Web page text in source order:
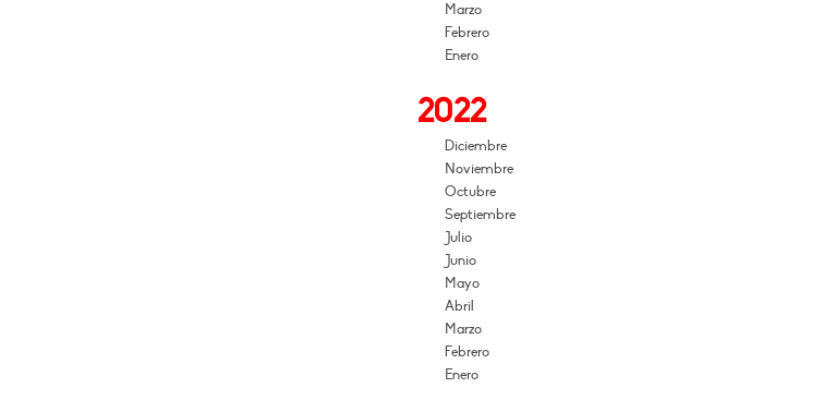
Marzo
Febrero
Enero
2022
Diciembre
Noviembre
Octubre
Septiembre
Julio
Junio
Mayo
Abril
Marzo
Febrero
Enero